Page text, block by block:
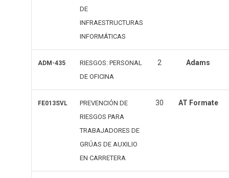
DE
INFRAESTRUCTURAS
INFORMÁTICAS
ADM-435
RIESGOS: PERSONAL
DE OFICINA
2 Adams
FE013SVL
PREVENCIÓN DE
RIESGOS PARA
TRABAJADORES DE
GRÚAS DE AUXILIO
EN CARRETERA
30 AT Formate